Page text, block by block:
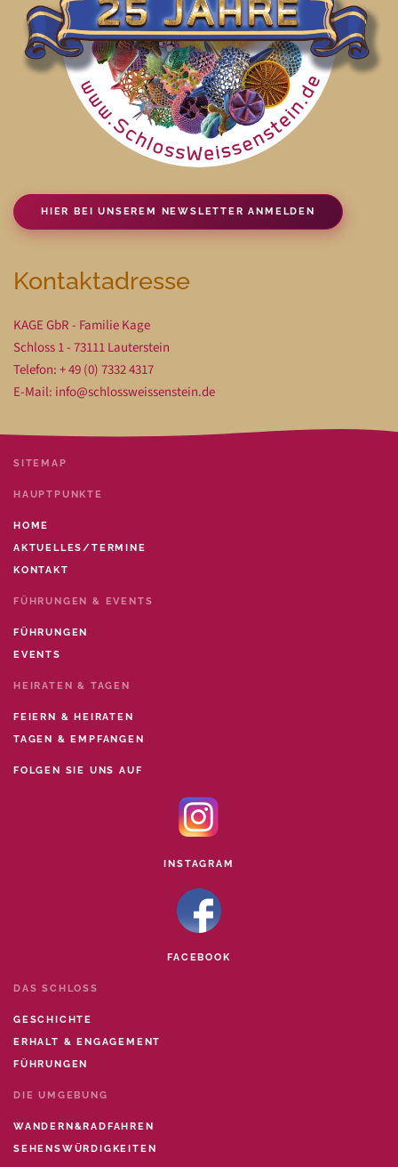
HIER BEI UNSEREM NEWSLETTER ANMELDEN
Kontaktadresse
KAGE GbR - Familie Kage
Schloss 1 - 73111 Lauterstein
Telefon: + 49 (0) 7332 4317
E-Mail: info@schlossweissenstein.de
SITEMAP
HAUPTPUNKTE
HOME
AKTUELLES/TERMINE
KONTAKT
FÜHRUNGEN & EVENTS
FÜHRUNGEN
EVENTS
HEIRATEN & TAGEN
FEIERN & HEIRATEN
TAGEN & EMPFANGEN
FOLGEN SIE UNS AUF
INSTAGRAM
FACEBOOK
DAS SCHLOSS
GESCHICHTE
ERHALT & ENGAGEMENT
FÜHRUNGEN
DIE UMGEBUNG
WANDERN&RADFAHREN
SEHENSWÜRDIGKEITEN